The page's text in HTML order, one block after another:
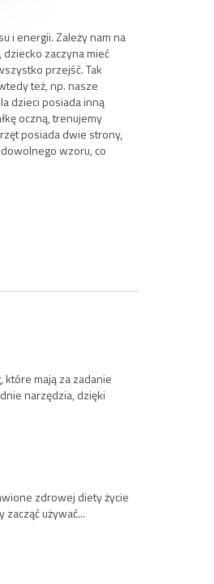
i energii. Zależy nam na
zaczyna mieć
przejść. Tak
też, np. nasze
dzieci posiada inną
oczną, trenujemy
posiada dwie strony,
wzoru, co
mają za zadanie
narzędzia, dzięki
zdrowej diety życie
używać...